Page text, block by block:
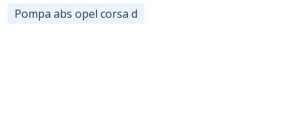
Pompa abs opel corsa d